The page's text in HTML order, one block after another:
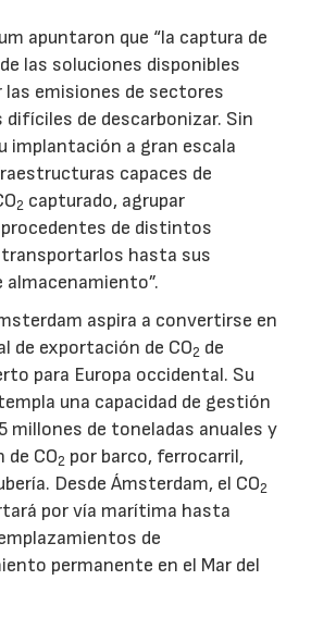
apuntaron que “la captura de
las soluciones disponibles
las emisiones de sectores
de descarbonizar. Sin
implantación a gran escala
capaces de
2 capturado, agrupar
de distintos
hasta sus
almacenamiento”.
aspira a convertirse en
de exportación de CO2 de
para Europa occidental. Su
una capacidad de gestión
millones de toneladas anuales y
de CO2 por barco, ferrocarril,
Desde Ámsterdam, el CO2
por vía marítima hasta
de
permanente en el Mar del